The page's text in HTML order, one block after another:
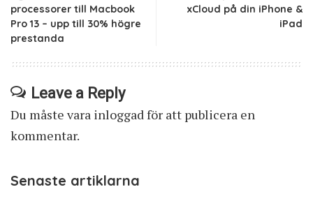
processorer till Macbook
Pro 13 – upp till 30% högre
prestanda
xCloud på din iPhone &
iPad
Leave a Reply
Du måste vara inloggad för att publicera en
kommentar.
Senaste artiklarna